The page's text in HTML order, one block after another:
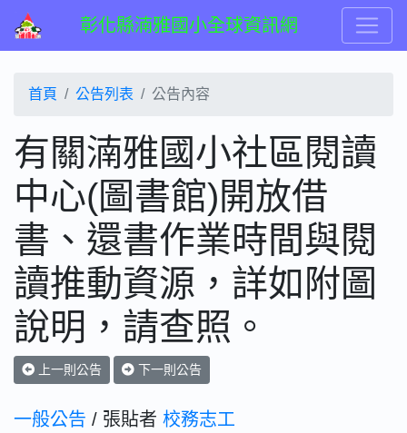
彰化縣湳雅國小全球資訊網
首頁 公告列表 公告內容
有關湳雅國小社區閱讀
中心(圖書館)開放借
書、還書作業時間與閱
讀推動資源，詳如附圖
說明，請查照。
上一則公告 下一則公告
一般公告 / 張貼者 校務志工